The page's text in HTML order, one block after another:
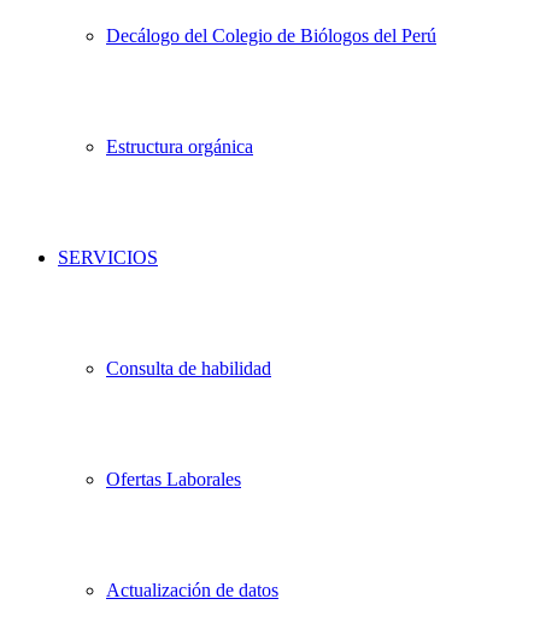
Decálogo del Colegio de Biólogos del Perú
Estructura orgánica
SERVICIOS
Consulta de habilidad
Ofertas Laborales
Actualización de datos